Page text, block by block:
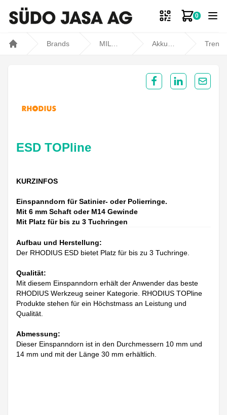
0
Zum
Brands
ESD TOPline
KURZINFOS
Einspanndorn für Satinier- oder Polierringe.
Mit 6 mm Schaft oder M14 Gewinde
Mit Platz für bis zu 3 Tuchringen
Aufbau und Herstellung:
Der RHODIUS ESD bietet Platz für bis zu 3 Tuchringe.
Qualität:
Mit diesem Einspanndorn erhält der Anwender das beste
RHODIUS Werkzeug seiner Kategorie. RHODIUS TOPline
Produkte stehen für ein Höchstmass an Leistung und
Qualität.
Abmessung:
Dieser Einspanndorn ist in den Durchmessern 10 mm und
14 mm und mit der Länge 30 mm erhältlich.
Share on Facebook
Share onShare